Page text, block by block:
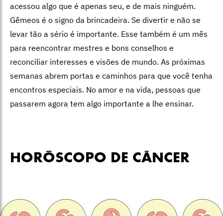
acessou algo que é apenas seu, e de mais ninguém.
Gêmeos é o signo da brincadeira. Se divertir e não se
levar tão a sério é importante. Esse também é um mês
para reencontrar mestres e bons conselhos e
reconciliar interesses e visões de mundo. As próximas
semanas abrem portas e caminhos para que você tenha
encontros especiais. No amor e na vida, pessoas que
passarem agora tem algo importante a lhe ensinar.
HORÓSCOPO DE CÂNCER